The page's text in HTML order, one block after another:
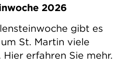
2026
gibt es
St. Martin viele
erfahren Sie mehr.